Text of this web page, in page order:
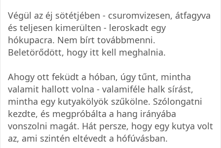
Végül az éj sötétjében - csuromvizesen, átfagyva
és teljesen kimerülten - leroskadt egy
hókupacra. Nem bírt továbbmenni.
Beletörődött, hogy itt kell meghalnia.
Ahogy ott feküdt a hóban, úgy tűnt, mintha
valamit hallott volna - valamiféle halk sírást,
mintha egy kutyakölyök szűkölne. Szólongatni
kezdte, és megpróbálta a hang irányába
vonszolni magát. Hát persze, hogy egy kutya volt
az, ami szintén eltévedt a hófúvásban.